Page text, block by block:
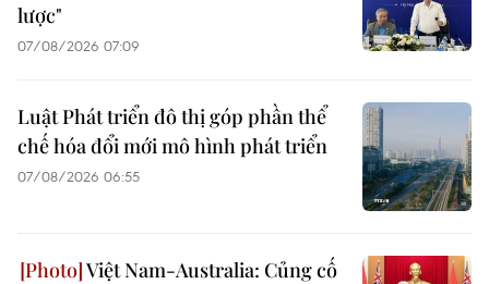
lược"
07/08/2026 07:09
Luật Phát triển đô thị góp phần thể
chế hóa đổi mới mô hình phát triển
07/08/2026 06:55
Việt Nam-Australia: Củng cố